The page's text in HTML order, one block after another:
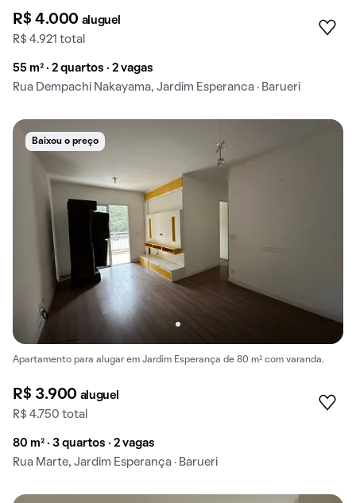
R$ 4.000 aluguel
R$ 4.921 total
55 m² · 2 quartos · 2 vagas
Rua Dempachi Nakayama, Jardim Esperanca · Barueri
Baixou o preço
Apartamento para alugar em Jardim Esperança de 80 m² com varanda.
R$ 3.900 aluguel
R$ 4.750 total
80 m² · 3 quartos · 2 vagas
Rua Marte, Jardim Esperança · Barueri